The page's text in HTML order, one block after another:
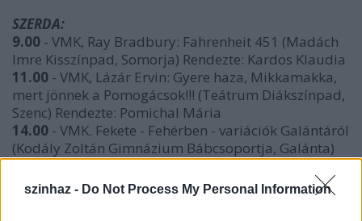
szinhaz - Do Not Process My Personal Information
SZERDA:
9.00 - VMK, Ray Bradbury: Fahrenheit 451 (Madách
Imre Kisszínpad, Somorja) Rendezte: Kardos Klaudia
11.00 - VMK, Lázár Ervin: Gyere haza, Mikkamakka,
mert jönnek a Pomogácsok!!! (Teátrum Diákszínpad,
Szenc) Rendezte: Pomichal Mária
14.00 - VMK. Fekete - Fehérben - variációk Galántáról
(Kodály Zoltán Gimnázium Bábcsoportja, Galánta)
Rendezte: Mészáros Andrea
15.00- VMK, Szakmai értékelés
- RÉV, Moliére: Dandin György, vagy a